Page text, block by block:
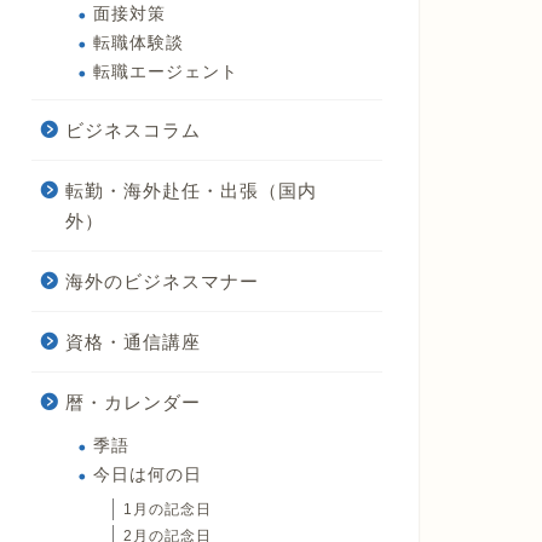
面接対策
転職体験談
転職エージェント
ビジネスコラム
転勤・海外赴任・出張（国内
外）
海外のビジネスマナー
資格・通信講座
暦・カレンダー
季語
今日は何の日
1月の記念日
2月の記念日